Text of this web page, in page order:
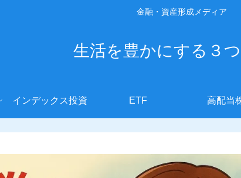
金融・資産形成メディア
生活を豊かにする３
インデックス投資 ETF 高配当